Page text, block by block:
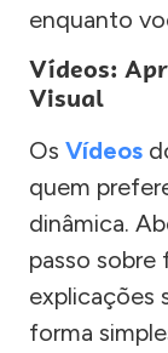
enquanto
Vídeos:
Visual
Os Vídeos
quem
dinâmica.
passo
explicações
forma